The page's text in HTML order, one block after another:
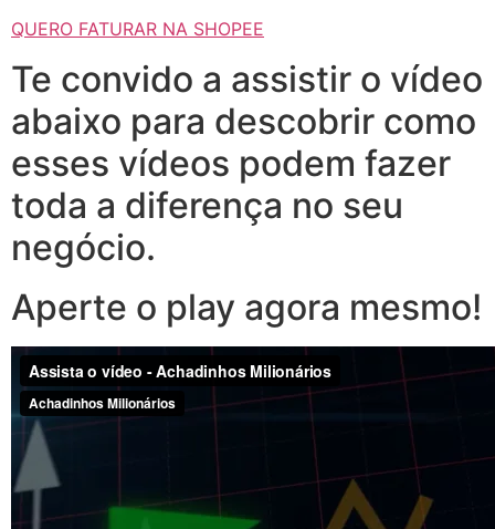
QUERO FATURAR NA SHOPEE
Te convido a assistir o vídeo
abaixo para descobrir como
esses vídeos podem fazer
toda a diferença no seu
negócio.
Aperte o play agora mesmo!